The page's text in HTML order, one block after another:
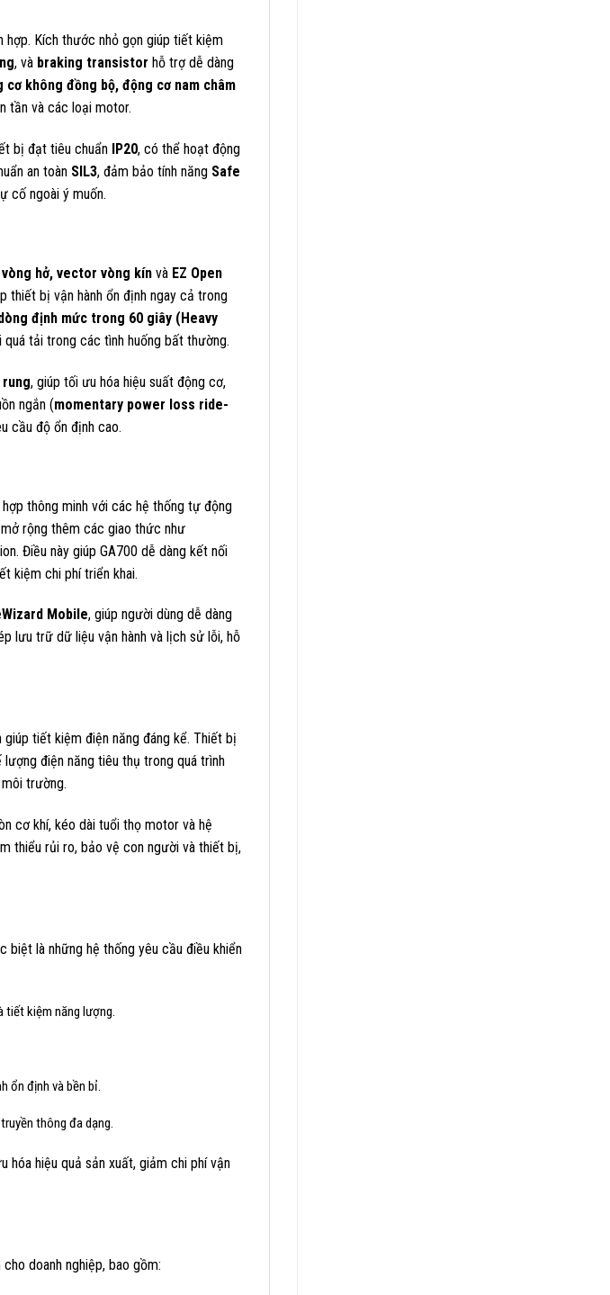
Kích thước nhỏ gọn giúp tiết kiệm
, và braking transistor hỗ trợ dễ dàng
cơ không đồng bộ, động cơ nam châm
tần và các loại motor.
bị đạt tiêu chuẩn IP20, có thể hoạt động
an toàn SIL3, đảm bảo tính năng Safe
cố ngoài ý muốn.
hở, vector vòng kín và EZ Open
thiết bị vận hành ổn định ngay cả trong
định mức trong 60 giây (Heavy
tải trong các tình huống bất thường.
, giúp tối ưu hóa hiệu suất động cơ,
ngắn (momentary power loss ride-
cầu độ ổn định cao.
thông minh với các hệ thống tự động
rộng thêm các giao thức như
Điều này giúp GA700 dễ dàng kết nối
kiệm chi phí triển khai.
Mobile, giúp người dùng dễ dàng
lưu trữ dữ liệu vận hành và lịch sử lỗi, hỗ
tiết kiệm điện năng đáng kể. Thiết bị
điện năng tiêu thụ trong quá trình
trường.
cơ khí, kéo dài tuổi thọ motor và hệ
thiểu rủi ro, bảo vệ con người và thiết bị,
biệt là những hệ thống yêu cầu điều khiển
kiệm năng lượng.
ổn định và bền bỉ.
thông đa dạng.
hóa hiệu quả sản xuất, giảm chi phí vận
doanh nghiệp, bao gồm: